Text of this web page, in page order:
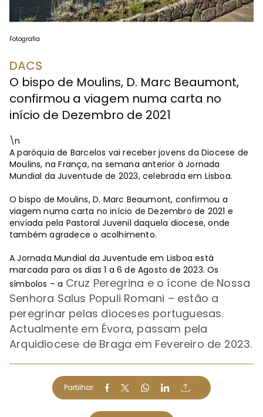
Fotografia
DACS
O bispo de Moulins, D. Marc Beaumont,
confirmou a viagem numa carta no
início de Dezembro de 2021
\n
A paróquia de Barcelos vai receber jovens da Diocese de
Moulins, na França, na semana anterior à Jornada
Mundial da Juventude de 2023, celebrada em Lisboa.
O bispo de Moulins, D. Marc Beaumont, confirmou a
viagem numa carta no início de Dezembro de 2021 e
enviada pela Pastoral Juvenil daquela diocese, onde
também agradece o acolhimento.
A Jornada Mundial da Juventude em Lisboa está
marcada para os dias 1 a 6 de Agosto de 2023. Os
símbolos – a Cruz Peregrina e o ícone de Nossa
Senhora Salus Populi Romani – estão a
peregrinar pelas dioceses portuguesas.
Actualmente em Évora, passam pela
Arquidiocese de Braga em Fevereiro de 2023.
Partilhar